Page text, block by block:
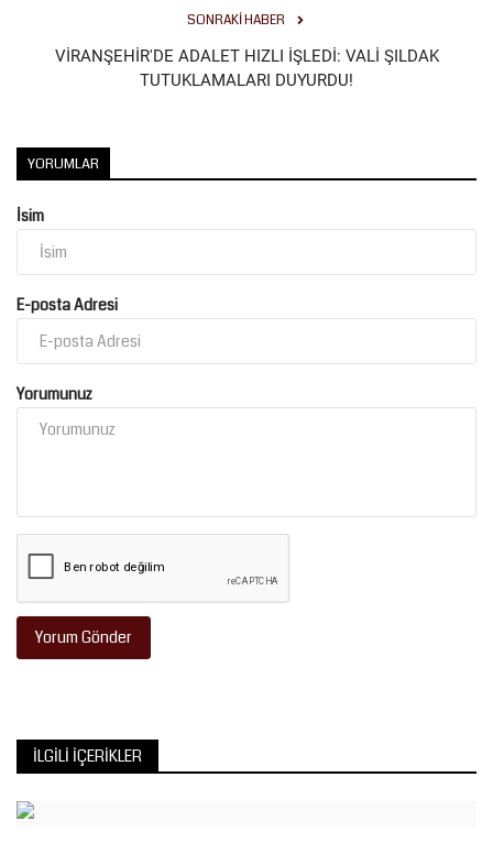
SONRAKI HABER
VİRANŞEHİR'DE ADALET HIZLI İŞLEDİ: VALİ ŞILDAK
TUTUKLAMALARI DUYURDU!
YORUMLAR
İsim
E-posta Adresi
Yorumunuz
Yorum Gönder
İLGILI İÇERIKLER